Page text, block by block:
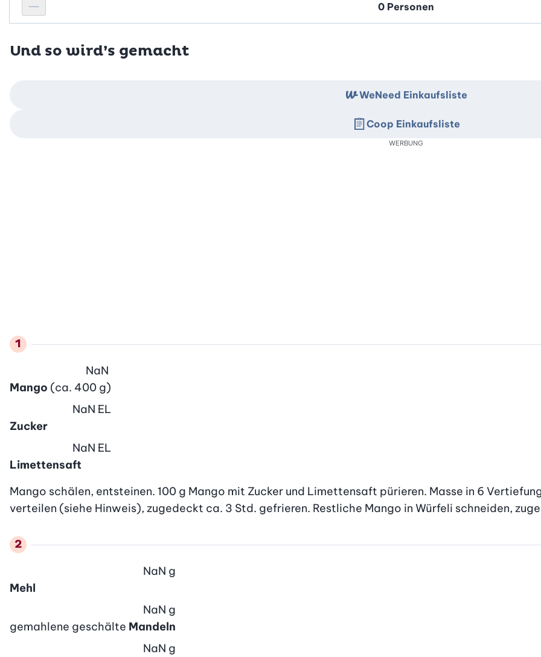
Personenanzahl verringern
Personenanzahl
Und so wird’s gemacht
Mango (ca. 400 g)
NaN
Zucker
NaN EL
Limettensaft
NaN EL
Mango schälen, entsteinen. 100 g Mango mit Zucker und Limettensaft pürieren. Masse in 6
verteilen (siehe Hinweis), zugedeckt ca. 3 Std. gefrieren. Restliche Mango in Würfeli schneiden,
Mehl
NaN g
gemahlene geschälte Mandeln
NaN g
NaN g
WeNeed Einkaufsliste
Coop Einkaufsliste
WERBUNG